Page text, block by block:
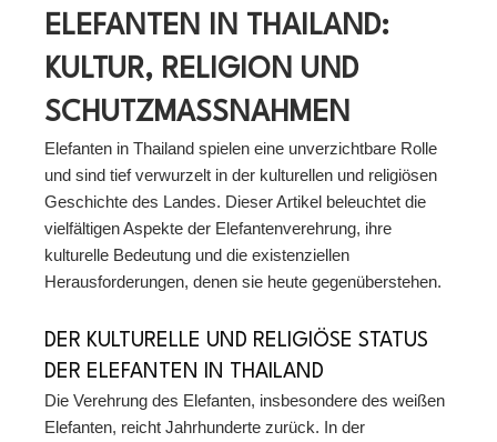
ELEFANTEN IN THAILAND:
KULTUR, RELIGION UND
SCHUTZMASSNAHMEN
Elefanten in Thailand spielen eine unverzichtbare Rolle
und sind tief verwurzelt in der kulturellen und religiösen
Geschichte des Landes. Dieser Artikel beleuchtet die
vielfältigen Aspekte der Elefantenverehrung, ihre
kulturelle Bedeutung und die existenziellen
Herausforderungen, denen sie heute gegenüberstehen.
DER KULTURELLE UND RELIGIÖSE STATUS
DER ELEFANTEN IN THAILAND
Die Verehrung des Elefanten, insbesondere des weißen
Elefanten, reicht Jahrhunderte zurück. In der